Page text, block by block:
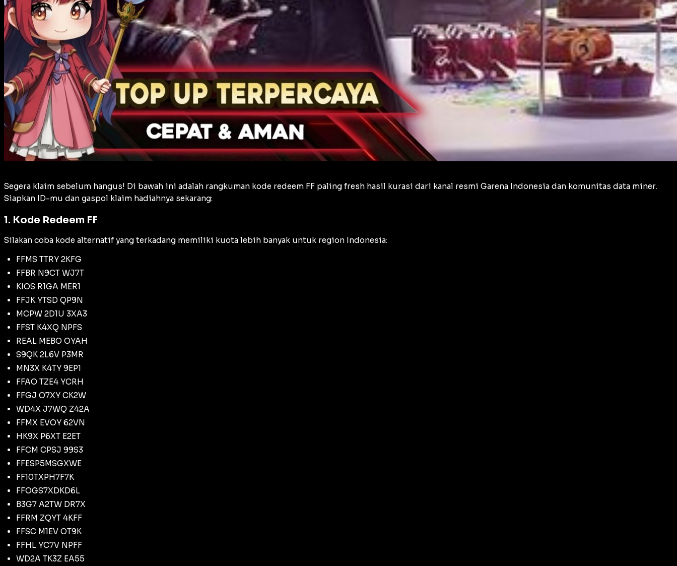
Segera klaim sebelum hangus! Di bawah ini adalah rangkuman kode redeem FF paling fresh hasil kurasi dari kanal resmi Garena Indonesia dan komunitas data miner.
Siapkan ID-mu dan gaspol klaim hadiahnya sekarang:
1. Kode Redeem FF
Silakan coba kode alternatif yang terkadang memiliki kuota lebih banyak untuk region Indonesia:
FFMS TTRY 2KFG
FFBR N9CT WJ7T
KIOS R1GA MER1
FFJK YTSD QP9N
MCPW 2D1U 3XA3
FFST K4XQ NPFS
REAL MEBO OYAH
S9QK 2L6V P3MR
MN3X K4TY 9EP1
FFAO TZE4 YCRH
FFGJ O7XY CK2W
WD4X J7WQ Z42A
FFMX EVOY 62VN
HK9X P6XT E2ET
FFCM CPSJ 99S3
FFESP5MSGXWE
FF10TXPH7F7K
FFOGS7XDKD6L
B3G7 A2TW DR7X
FFRM ZQYT 4KFF
FFSC M1EV OT9K
FFHL YC7V NPFF
WD2A TK3Z EA55